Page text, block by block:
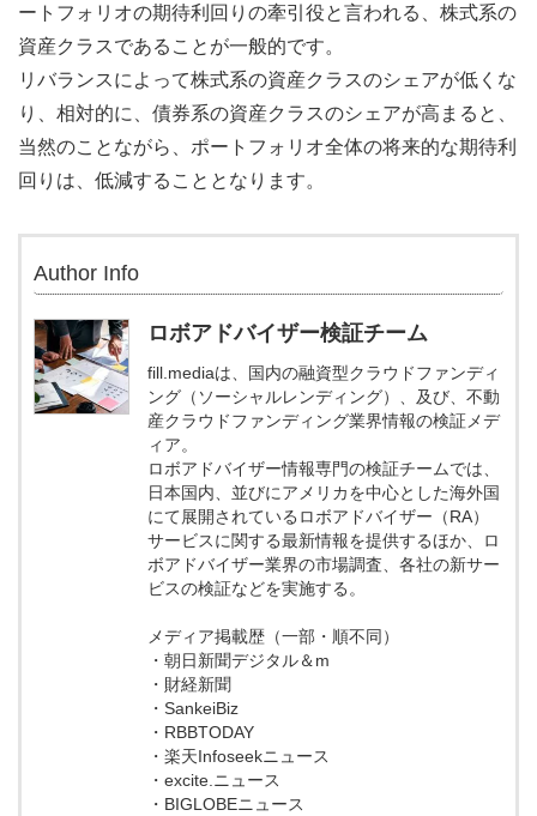
ートフォリオの期待利回りの牽引役と言われる、株式系の
資産クラスであることが一般的です。
リバランスによって株式系の資産クラスのシェアが低くな
り、相対的に、債券系の資産クラスのシェアが高まると、
当然のことながら、ポートフォリオ全体の将来的な期待利
回りは、低減することとなります。
Author Info
ロボアドバイザー検証チーム
fill.mediaは、国内の融資型クラウドファンディ
ング（ソーシャルレンディング）、及び、不動
産クラウドファンディング業界情報の検証メデ
ィア。
ロボアドバイザー情報専門の検証チームでは、
日本国内、並びにアメリカを中心とした海外国
にて展開されているロボアドバイザー（RA）
サービスに関する最新情報を提供するほか、ロ
ボアドバイザー業界の市場調査、各社の新サー
ビスの検証などを実施する。
メディア掲載歴（一部・順不同）
・朝日新聞デジタル＆m
・財経新聞
・SankeiBiz
・RBBTODAY
・楽天Infoseekニュース
・excite.ニュース
・BIGLOBEニュース